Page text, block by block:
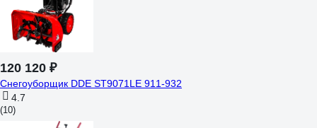
120 120 ₽
Снегоуборщик DDE ST9071LE 911-932
4.7
(10)